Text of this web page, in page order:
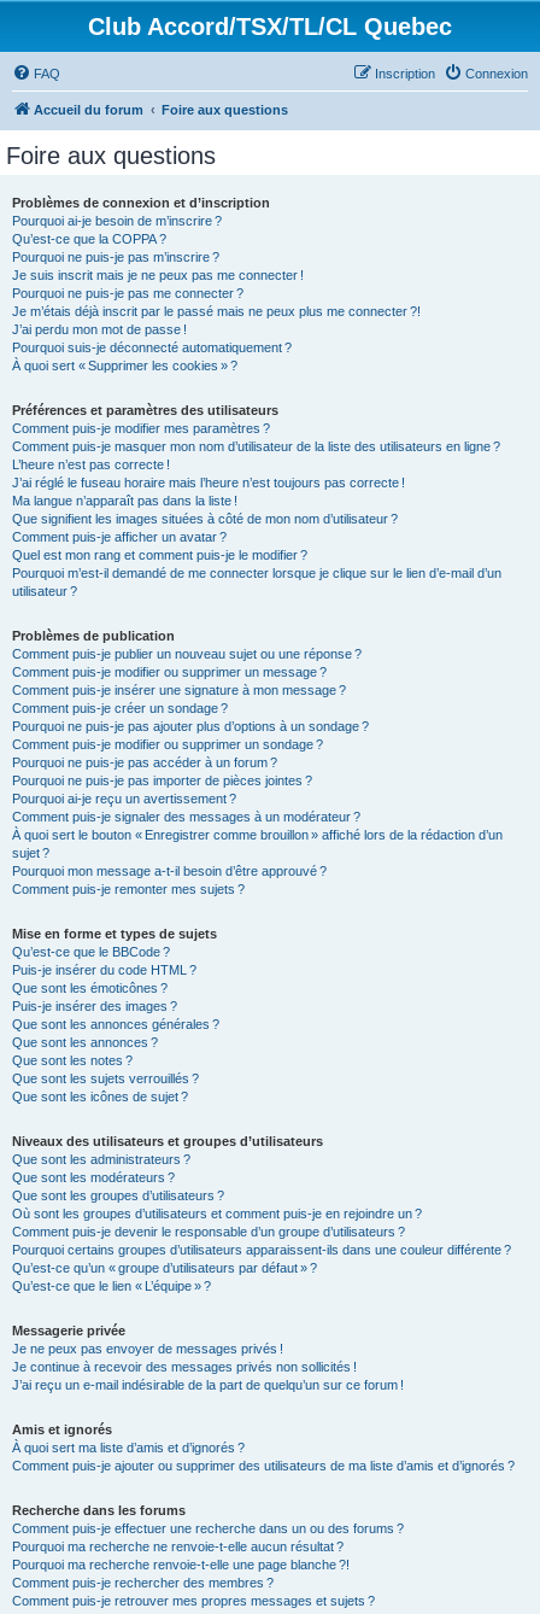
Club Accord/TSX/TL/CL Quebec
FAQ Connexion
Inscription
Accueil du forum Foire aux questions
Foire aux questions
Problèmes de connexion et d’inscription
Pourquoi ai-je besoin de m’inscrire ?
Qu’est-ce que la COPPA ?
Pourquoi ne puis-je pas m’inscrire ?
Je suis inscrit mais je ne peux pas me connecter !
Pourquoi ne puis-je pas me connecter ?
Je m’étais déjà inscrit par le passé mais ne peux plus me connecter ?!
J’ai perdu mon mot de passe !
Pourquoi suis-je déconnecté automatiquement ?
À quoi sert « Supprimer les cookies » ?
Préférences et paramètres des utilisateurs
Comment puis-je modifier mes paramètres ?
Comment puis-je masquer mon nom d’utilisateur de la liste des utilisateurs en ligne ?
L’heure n’est pas correcte !
J’ai réglé le fuseau horaire mais l’heure n’est toujours pas correcte !
Ma langue n’apparaît pas dans la liste !
Que signifient les images situées à côté de mon nom d’utilisateur ?
Comment puis-je afficher un avatar ?
Quel est mon rang et comment puis-je le modifier ?
Pourquoi m’est-il demandé de me connecter lorsque je clique sur le lien d’e-mail d’un
utilisateur ?
Problèmes de publication
Comment puis-je publier un nouveau sujet ou une réponse ?
Comment puis-je modifier ou supprimer un message ?
Comment puis-je insérer une signature à mon message ?
Comment puis-je créer un sondage ?
Pourquoi ne puis-je pas ajouter plus d’options à un sondage ?
Comment puis-je modifier ou supprimer un sondage ?
Pourquoi ne puis-je pas accéder à un forum ?
Pourquoi ne puis-je pas importer de pièces jointes ?
Pourquoi ai-je reçu un avertissement ?
Comment puis-je signaler des messages à un modérateur ?
À quoi sert le bouton « Enregistrer comme brouillon » affiché lors de la rédaction d’un
sujet ?
Pourquoi mon message a-t-il besoin d’être approuvé ?
Comment puis-je remonter mes sujets ?
Mise en forme et types de sujets
Qu’est-ce que le BBCode ?
Puis-je insérer du code HTML ?
Que sont les émoticônes ?
Puis-je insérer des images ?
Que sont les annonces générales ?
Que sont les annonces ?
Que sont les notes ?
Que sont les sujets verrouillés ?
Que sont les icônes de sujet ?
Niveaux des utilisateurs et groupes d’utilisateurs
Que sont les administrateurs ?
Que sont les modérateurs ?
Que sont les groupes d’utilisateurs ?
Où sont les groupes d’utilisateurs et comment puis-je en rejoindre un ?
Comment puis-je devenir le responsable d’un groupe d’utilisateurs ?
Pourquoi certains groupes d’utilisateurs apparaissent-ils dans une couleur différente ?
Qu’est-ce qu’un « groupe d’utilisateurs par défaut » ?
Qu’est-ce que le lien « L’équipe » ?
Messagerie privée
Je ne peux pas envoyer de messages privés !
Je continue à recevoir des messages privés non sollicités !
J’ai reçu un e-mail indésirable de la part de quelqu’un sur ce forum !
Amis et ignorés
À quoi sert ma liste d’amis et d’ignorés ?
Comment puis-je ajouter ou supprimer des utilisateurs de ma liste d’amis et d’ignorés ?
Recherche dans les forums
Comment puis-je effectuer une recherche dans un ou des forums ?
Pourquoi ma recherche ne renvoie-t-elle aucun résultat ?
Pourquoi ma recherche renvoie-t-elle une page blanche ?!
Comment puis-je rechercher des membres ?
Comment puis-je retrouver mes propres messages et sujets ?